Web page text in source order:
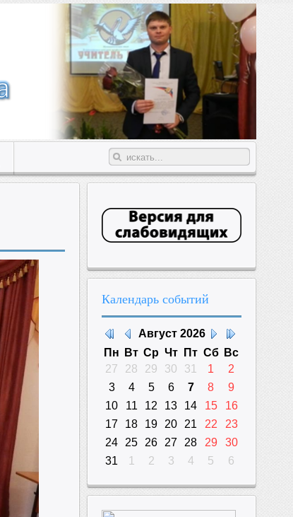
Календарь событий
Август 2026
Пн
Вт Ср Чт Пт Сб
Вс
27
28 29 30 31 1
2
3
4 5 6 7 8
9
10
11 12 13 14 15
16
17
18 19 20 21 22
23
24
25 26 27 28 29
30
31
1 2 3 4 5 6